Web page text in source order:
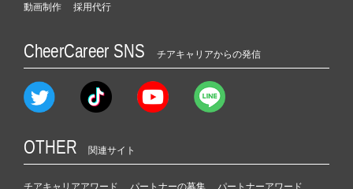
動画制作
採用代行
CheerCareer SNS チアキャリアからの発信
OTHER 関連サイト
チアキャリアアワード パートナーの募集 パートナーアワード